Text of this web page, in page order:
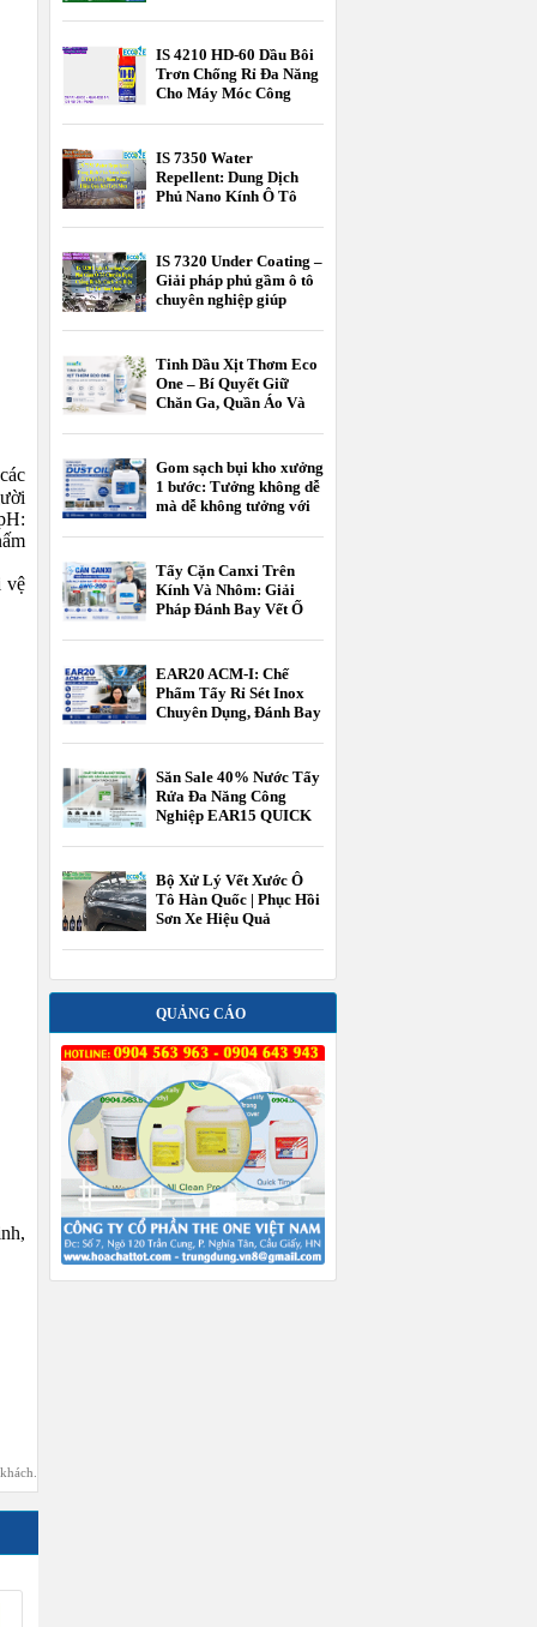
vệ
Ưu Chi Phí Cho Bếp Nhà
Hàng, Khách Sạn
IS 4210 HD-60 Dầu Bôi
Trơn Chống Rỉ Đa Năng
Cho Máy Móc Công
IS 7350 Water
Repellent: Dung Dịch
Phủ Nano Kính Ô Tô
IS 7320 Under Coating –
Giải pháp phủ gầm ô tô
chuyên nghiệp giúp
thời gian.
Tinh Dầu Xịt Thơm Eco
One – Bí Quyết Giữ
Chăn Ga, Quần Áo Và
Gom sạch bụi kho xưởng
1 bước: Tưởng không dễ
mà dễ không tưởng với
Tẩy Cặn Canxi Trên
Kính Và Nhôm: Giải
Pháp Đánh Bay Vết Ố
EAR20 ACM-I: Chế
Phẩm Tẩy Rỉ Sét Inox
Chuyên Dụng, Đánh Bay
Tốc
Săn Sale 40% Nước Tẩy
Rửa Đa Năng Công
Nghiệp EAR15 QUICK
Bộ Xử Lý Vết Xước Ô
Tô Hàn Quốc | Phục Hồi
Sơn Xe Hiệu Quả
QUẢNG CÁO